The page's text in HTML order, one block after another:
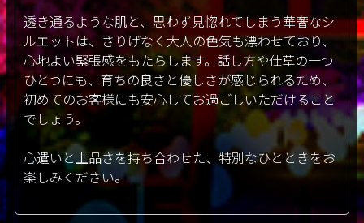
透き通るような肌と、思わず見惚れてしまう華奢なシ
ルエットは、さりげなく大人の色気も漂わせており、
心地よい緊張感をもたらします。話し方や仕草の一つ
ひとつにも、育ちの良さと優しさが感じられるため、
初めてのお客様にも安心してお過ごしいただけること
でしょう。
心遣いと上品さを持ち合わせた、特別なひとときをお
楽しみください。